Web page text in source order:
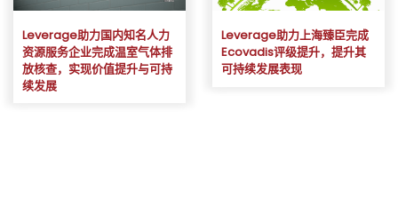
Leverage助力国内知名人力
资源服务企业完成温室气体排
放核查，实现价值提升与可持
续发展
Leverage助力上海臻臣完成
Ecovadis评级提升，提升其
可持续发展表现